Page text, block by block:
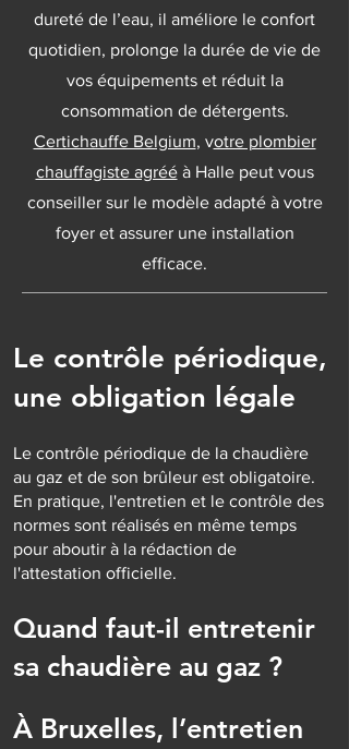
dureté de l’eau, il améliore le confort
quotidien, prolonge la durée de vie de
vos équipements et réduit la
consommation de détergents.
Certichauffe Belgium, votre plombier
chauffagiste agrééà Halle peut vous
conseiller sur le modèle adapté à votre
foyer et assurer une installation
efficace.
Le contrôle périodique,
une obligation légale
Le contrôle périodique de la chaudière
au gaz et de son brûleur est obligatoire.
En pratique, l'entretien et le contrôle des
normes sont réalisés en même temps
pour aboutir à la rédaction de
l'attestation officielle.
Quand faut-il entretenir
sa chaudière au gaz ?
À Bruxelles, l’entretien